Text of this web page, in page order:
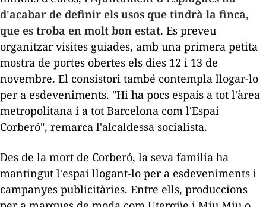
d'acabar de definir els usos que tindrà la finca,
que es troba en molt bon estat. Es preveu
organitzar visites guiades, amb una primera petita
mostra de portes obertes els dies 12 i 13 de
novembre. El consistori també contempla llogar-lo
per a esdeveniments. "Hi ha pocs espais a tot l'àrea
metropolitana i a tot Barcelona com l'Espai
Corberó", remarca l'alcaldessa socialista.
Des de la mort de Corberó, la seva família ha
mantingut l'espai llogant-lo per a esdeveniments i
campanyes publicitàries. Entre ells, produccions